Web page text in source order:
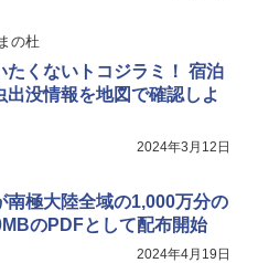
の杜
たくないトコジラミ！ 宿泊
出没情報を地図で確認しよ
2024年3月12日
南極大陸全域の1,000万分の
のPDFとして配布開始
2024年4月19日